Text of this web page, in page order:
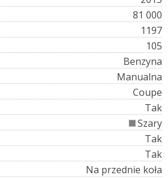
81 000
1197
105
Benzyna
Manualna
Coupe
Tak
Szary
Tak
Tak
Na przednie koła